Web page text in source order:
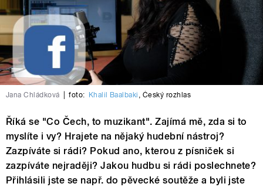
Jana Chládková foto: Khalil Baalbaki Český rozhlas
Říká se "Co Čech, to muzikant". Zajímá mě, zda si to
myslíte i vy? Hrajete na nějaký hudební nástroj?
Zazpíváte si rádi? Pokud ano, kterou z písniček si
zazpíváte nejraději? Jakou hudbu si rádi poslechnete?
Přihlásili jste se např. do pěvecké soutěže a byli jste